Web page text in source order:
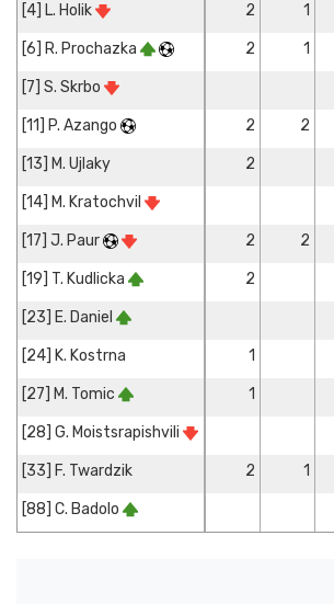
[4] L. Holik 2 1
[6] R. Prochazka 2 1
[7] S. Skrbo
[11] P. Azango 2 2
[13] M. Ujlaky 2
[14] M. Kratochvil
[17] J. Paur 2 2
[19] T. Kudlicka 2
[23] E. Daniel
[24] K. Kostrna 1
[27] M. Tomic 1
[28] G. Moistsrapishvili
[33] F. Twardzik 2 1
[88] C. Badolo